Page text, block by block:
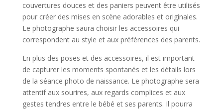
couvertures douces et des paniers peuvent être utilisés
pour créer des mises en scène adorables et originales.
Le photographe saura choisir les accessoires qui
correspondent au style et aux préférences des parents.
En plus des poses et des accessoires, il est important
de capturer les moments spontanés et les détails lors
de la séance photo de naissance. Le photographe sera
attentif aux sourires, aux regards complices et aux
gestes tendres entre le bébé et ses parents. Il pourra